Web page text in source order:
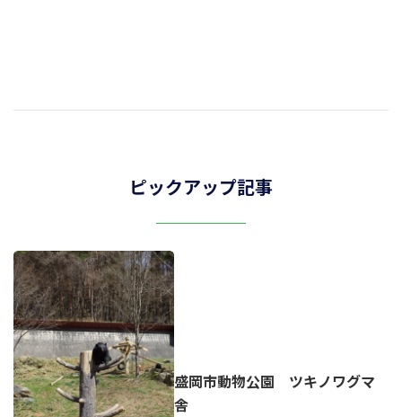
ピックアップ記事
盛岡市動物公園 ツキノワグマ
舎